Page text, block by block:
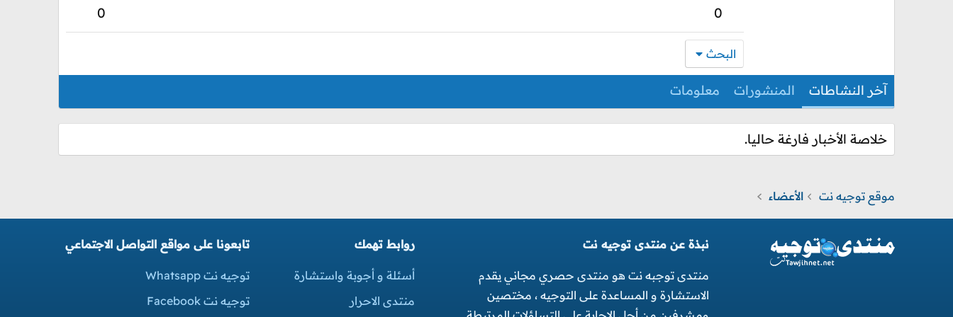
0
0
البحث
آخر النشاطات المنشورات معلومات
خلاصة الأخبار فارغة حاليا.
موقع توجيه نت الأعضاء
نبذة عن منتدى توجيه نت
منتدى توجبه نت هو منتدى حصري مجاني يقدم
الاستشارة و المساعدة على التوجيه ، مختصين
روابط تهمك
أسئلة و أجوبة واستشارة
منتدى الاحرار
تابعونا على مواقع التواصل الاجتماعي
توجيه نت Whatsapp
توجيه نت Facebook